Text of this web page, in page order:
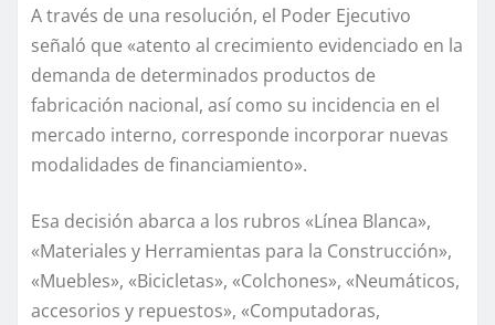
A través de una resolución, el Poder Ejecutivo
señaló que «atento al crecimiento evidenciado en la
demanda de determinados productos de
fabricación nacional, así como su incidencia en el
mercado interno, corresponde incorporar nuevas
modalidades de financiamiento».
Esa decisión abarca a los rubros «Línea Blanca»,
«Materiales y Herramientas para la Construcción»,
«Muebles», «Bicicletas», «Colchones», «Neumáticos,
accesorios y repuestos», «Computadoras,